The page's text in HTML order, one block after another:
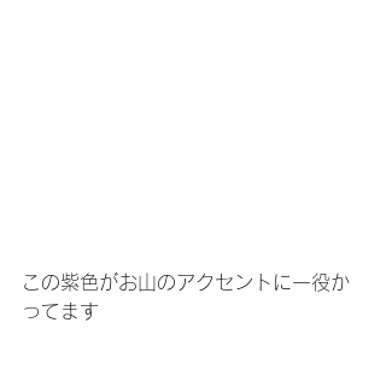
この紫色がお山のアクセントに一役か
ってます